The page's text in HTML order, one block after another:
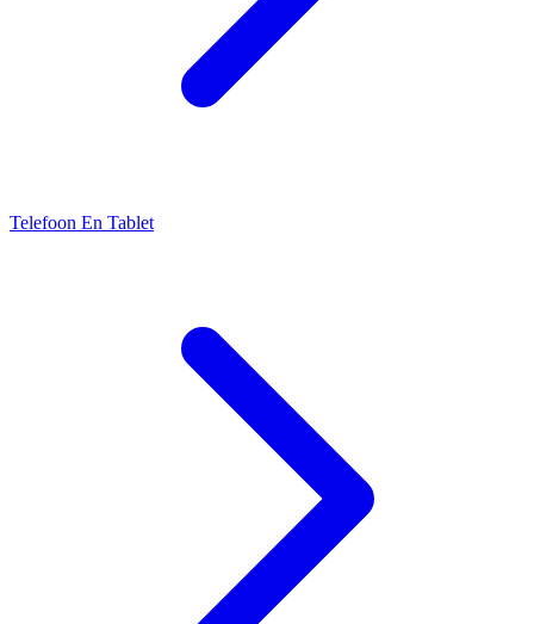
Telefoon En Tablet